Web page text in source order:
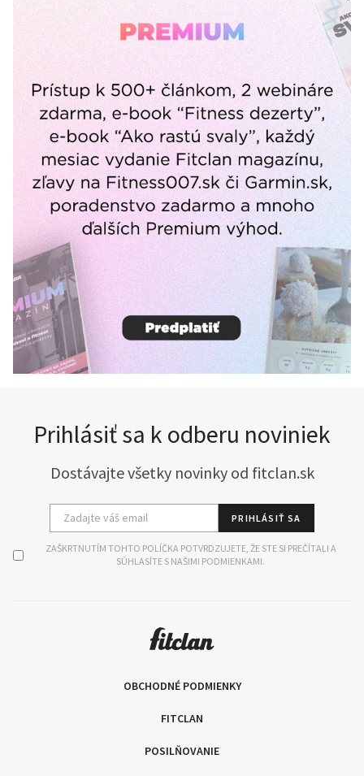
Prihlásiť sa k odberu noviniek
Dostávajte všetky novinky od fitclan.sk
PRIHLÁSIŤ SA
ZAŠKRTNUTÍM TOHTO POLÍČKA POTVRDZUJETE, ŽE STE SI PREČÍTALI A
SÚHLASÍTE S NAŠIMI PODMIENKAMI.
OBCHODNÉ PODMIENKY
FITCLAN
POSILŇOVANIE